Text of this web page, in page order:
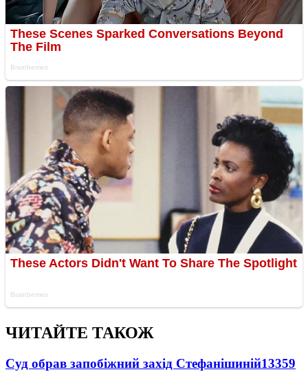
ЧИТАЙТЕ ТАКОЖ
Суд обрав запобіжний захід Стефанішиній13359